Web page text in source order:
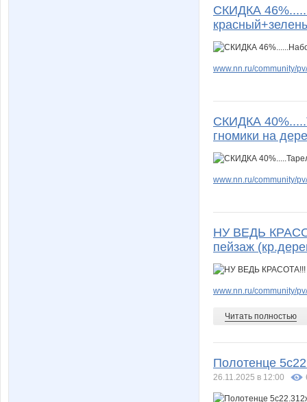
СКИДКА
www.nn.ru/community/
СКИДКА
гномики на
www.nn.ru/community/
НУ ВЕДЬ
пейзаж
www.nn.ru/community/
Читать полностью
Полотенце
26.11.2025 в 12:00